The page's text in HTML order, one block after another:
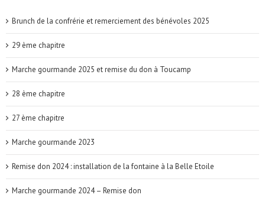
Brunch de la confrérie et remerciement des bénévoles 2025
29 ème chapitre
Marche gourmande 2025 et remise du don à Toucamp
28 ème chapitre
27 ème chapitre
Marche gourmande 2023
Remise don 2024 : installation de la fontaine à la Belle Etoile
Marche gourmande 2024 – Remise don